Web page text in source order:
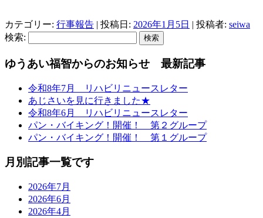
カテゴリー: 行事報告 | 投稿日: 2026年1月5日 | 投稿者: seiwa
検索:
ゆうあい福智からのお知らせ 最新記事
令和8年7月 リハビリニュースレター
あじさいを見に行きました★
令和8年6月 リハビリニュースレター
パン・バイキング！開催！ 第２グループ
パン・バイキング！開催！ 第１グループ
月別記事一覧です
2026年7月
2026年6月
2026年4月